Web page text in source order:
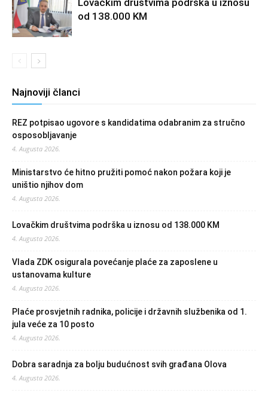
od 138.000 KM
Najnoviji članci
REZ potpisao ugovore s kandidatima odabranim za stručno
osposobljavanje
4. Augusta 2026.
Ministarstvo će hitno pružiti pomoć nakon požara koji je
uništio njihov dom
4. Augusta 2026.
Lovačkim društvima podrška u iznosu od 138.000 KM
4. Augusta 2026.
Vlada ZDK osigurala povećanje plaće za zaposlene u
ustanovama kulture
4. Augusta 2026.
Plaće prosvjetnih radnika, policije i državnih službenika od 1.
jula veće za 10 posto
4. Augusta 2026.
Dobra saradnja za bolju budućnost svih građana Olova
4. Augusta 2026.